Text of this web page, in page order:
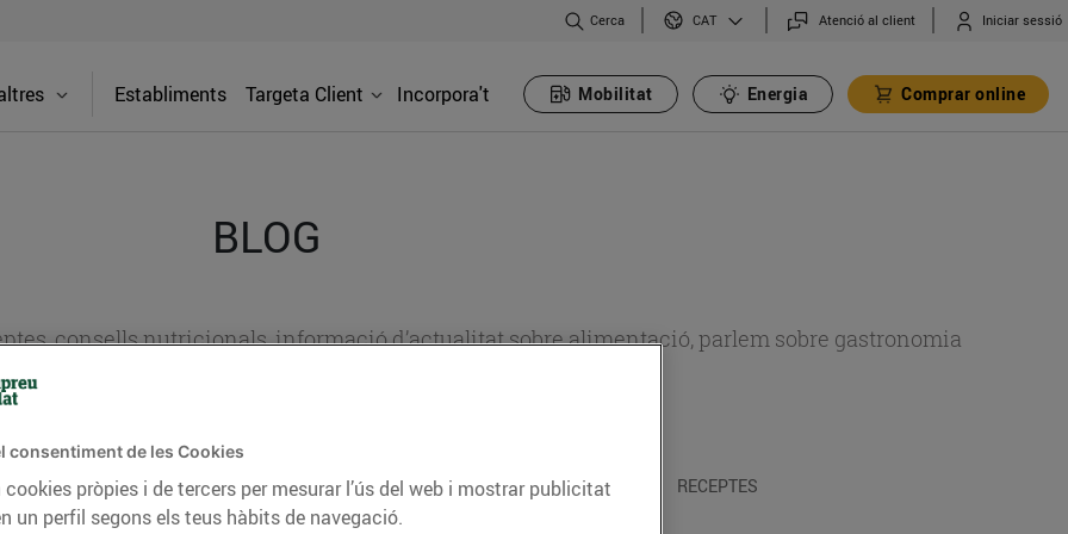
Cerca CAT Atenció al client Iniciar sessió
Establiments Targeta Client Incorpora't Mobilitat Energia Comprar online
BLOG
consells nutricionals, informació d’actualitat sobre alimentació, parlem sobre gastronomia
CONSELLS I HÀBITS SALUDABLES ENERGIA GASTRONOMIA I TRADICIONS RECEPTES
consentiment de les Cookies
pròpies i de tercers per mesurar l’ús del web i mostrar publicitat
un perfil segons els teus hàbits de navegació.